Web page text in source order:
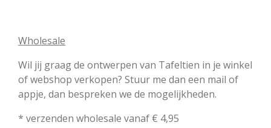
Wholesale
Wil jij graag de ontwerpen van Tafeltien in je winkel
of webshop verkopen? Stuur me dan een mail of
appje, dan bespreken we de mogelijkheden.
* verzenden wholesale vanaf € 4,95